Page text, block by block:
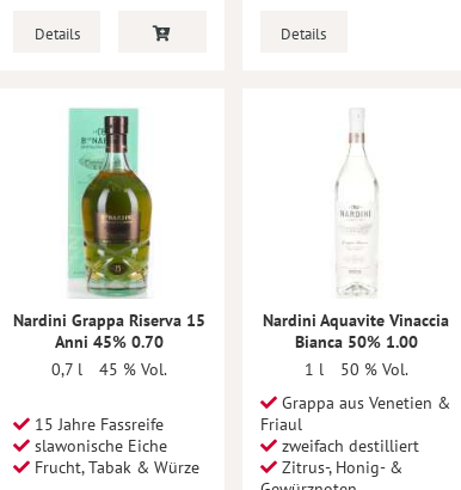
Details Details
Nardini Grappa Riserva 15
Anni 45% 0.70
0,7 l
45 % Vol.
15 Jahre Fassreife
slawonische Eiche
Frucht, Tabak & Würze
Nardini Aquavite Vinaccia
Bianca 50% 1.00
1 l
50 % Vol.
Grappa aus Venetien &
Friaul
zweifach destilliert
Zitrus-, Honig- &